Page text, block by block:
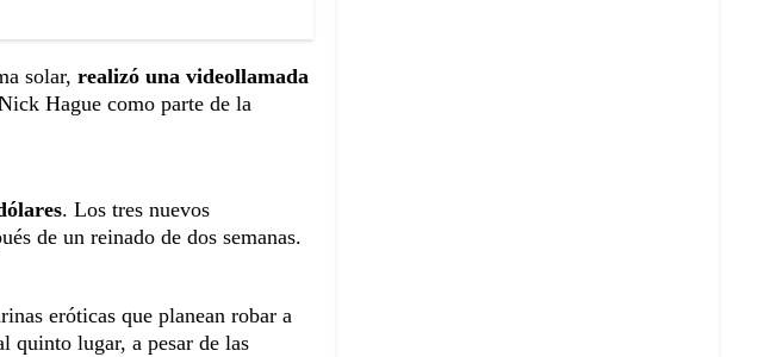
solar, realizó una videollamada
Hague como parte de la
. Los tres nuevos
de un reinado de dos semanas.
eróticas que planean robar a
quinto lugar, a pesar de las